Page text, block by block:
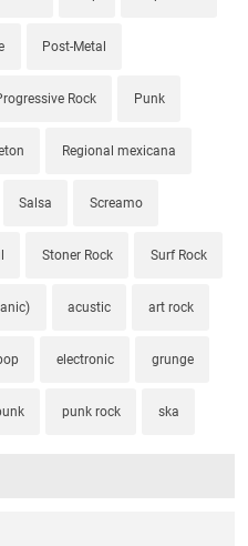
Post-Metal
Rock Punk
Regional mexicana
Salsa Screamo
Stoner Rock Surf Rock
acustic art rock
electronic grunge
punk rock ska